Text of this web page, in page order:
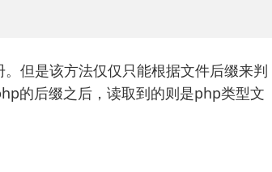
但是该方法仅仅只能根据文件后缀来判
的后缀之后，读取到的则是php类型文